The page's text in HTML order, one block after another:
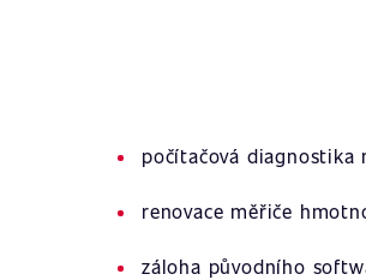
počítačová
renovace měřiče
záloha původního